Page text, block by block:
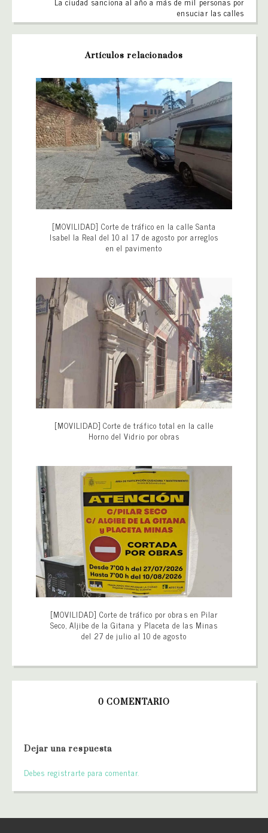
ensuciar las calles
Artículos relacionados
[MOVILIDAD] Corte de tráfico en la calle Santa
Isabel la Real del 10 al 17 de agosto por arreglos
en el pavimento
[MOVILIDAD] Corte de tráfico total en la calle
Horno del Vidrio por obras
[MOVILIDAD] Corte de tráfico por obras en Pilar
Seco, Aljibe de la Gitana y Placeta de las Minas
del 27 de julio al 10 de agosto
0 COMENTARIO
Dejar una respuesta
Debes registrarte para comentar.